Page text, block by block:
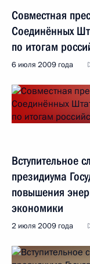
Совместная
Соединённых
по итогам
6 июля 2009 года
Вступительное
президиума
повышения
экономики
2 июля 2009 года